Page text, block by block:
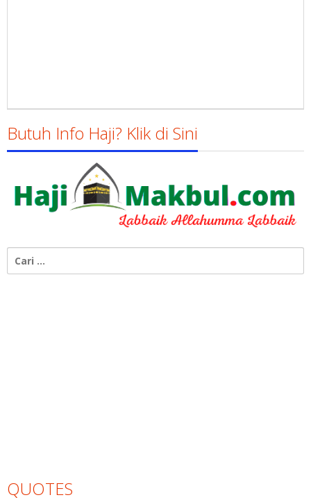
Butuh Info Haji? Klik di Sini
untuk:
QUOTES